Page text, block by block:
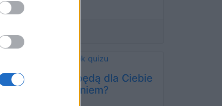
Czy te pytania będą dla Ciebie
wyzwaniem?